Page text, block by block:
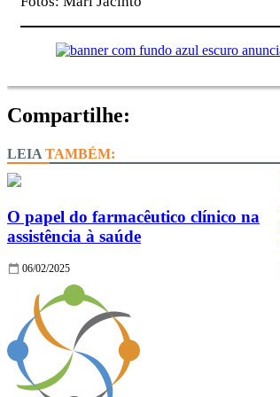
Compartilhe:
TAMBÉM:
O papel do farmacêutico clínico na
assistência à saúde
06/02/2025